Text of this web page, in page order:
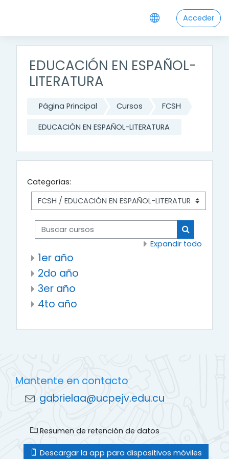
Acceder
EDUCACIÓN EN ESPAÑOL-
LITERATURA
Página Principal Cursos FCSH
EDUCACIÓN EN ESPAÑOL-LITERATURA
Categorías:
Buscar cursos
Buscar
Expandir todo
1er año
2do año
3er año
4to año
Mantente en contacto
gabrielaa@ucpejv.edu.cu
Resumen de retención de datos
Descargar la app para dispositivos móviles